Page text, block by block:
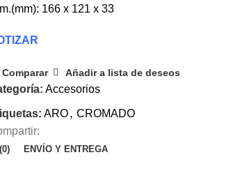
166 x 121 x 33
Comparar Añadir a lista de deseos
Accesorios
ARO, CROMADO
ENVÍO Y ENTREGA